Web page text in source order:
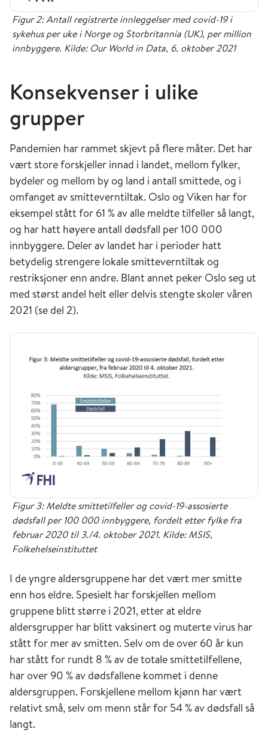
Figur 2: Antall registrerte innleggelser med covid-19 i
sykehus per uke i Norge og Storbritannia (UK), per million
innbyggere. Kilde: Our World in Data, 6. oktober 2021
Konsekvenser i ulike
grupper
Pandemien har rammet skjevt på flere måter. Det har
vært store forskjeller innad i landet, mellom fylker,
bydeler og mellom by og land i antall smittede, og i
omfanget av smitteverntiltak. Oslo og Viken har for
eksempel stått for 61 % av alle meldte tilfeller så langt,
og har hatt høyere antall dødsfall per 100 000
innbyggere. Deler av landet har i perioder hatt
betydelig strengere lokale smitteverntiltak og
restriksjoner enn andre. Blant annet peker Oslo seg ut
med størst andel helt eller delvis stengte skoler våren
2021 (se del 2).
Figur 3: Meldte smittetilfeller og covid-19-assosierte
dødsfall per 100 000 innbyggere, fordelt etter fylke fra
februar 2020 til 3./4. oktober 2021. Kilde: MSIS,
Folkehelseinstituttet
I de yngre aldersgruppene har det vært mer smitte
enn hos eldre. Spesielt har forskjellen mellom
gruppene blitt større i 2021, etter at eldre
aldersgrupper har blitt vaksinert og muterte virus har
stått for mer av smitten. Selv om de over 60 år kun
har stått for rundt 8 % av de totale smittetilfellene,
har over 90 % av dødsfallene kommet i denne
aldersgruppen. Forskjellene mellom kjønn har vært
relativt små, selv om menn står for 54 % av dødsfall så
langt.